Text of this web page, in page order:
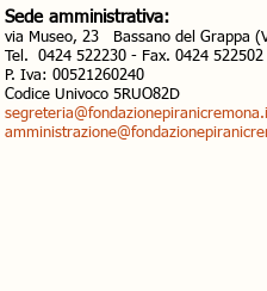
Sede amministrativa:
via Museo, 23 Bassano del Grappa
Tel. 0424 522230 - Fax. 0424 522502
P. Iva: 00521260240
Codice Univoco 5RUO82D